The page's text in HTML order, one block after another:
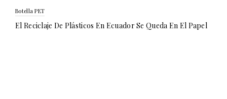
Botella PET
El Reciclaje De Plásticos En Ecuador Se Queda En El Papel